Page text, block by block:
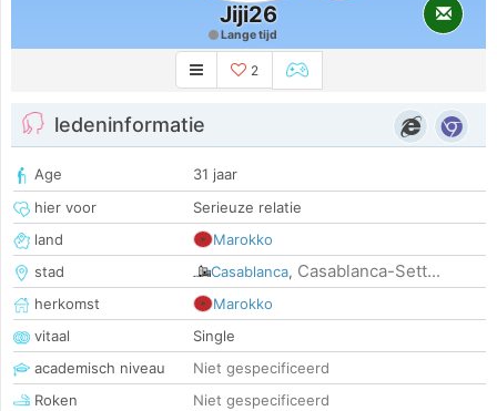
Jiji26
Lange tijd
2
ledeninformatie
Age
31 jaar
hier voor
Serieuze relatie
land
Marokko
stad
Casablanca, Casablanca-Sett...
herkomst
Marokko
vitaal
Single
academisch niveau
Niet gespecificeerd
Roken
Niet gespecificeerd